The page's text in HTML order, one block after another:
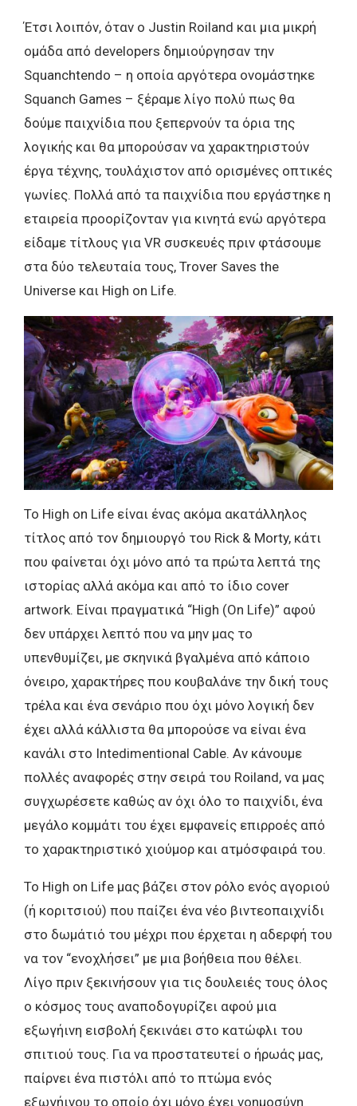
Έτσι λοιπόν, όταν ο Justin Roiland και μια μικρή
ομάδα από developers δημιούργησαν την
Squanchtendo – η οποία αργότερα ονομάστηκε
Squanch Games – ξέραμε λίγο πολύ πως θα
δούμε παιχνίδια που ξεπερνούν τα όρια της
λογικής και θα μπορούσαν να χαρακτηριστούν
έργα τέχνης, τουλάχιστον από ορισμένες οπτικές
γωνίες. Πολλά από τα παιχνίδια που εργάστηκε η
εταιρεία προορίζονταν για κινητά ενώ αργότερα
είδαμε τίτλους για VR συσκευές πριν φτάσουμε
στα δύο τελευταία τους, Trover Saves the
Universe και High on Life.
To High on Life είναι ένας ακόμα ακατάλληλος
τίτλος από τον δημιουργό του Rick & Morty, κάτι
που φαίνεται όχι μόνο από τα πρώτα λεπτά της
ιστορίας αλλά ακόμα και από το ίδιο cover
artwork. Είναι πραγματικά “High (On Life)” αφού
δεν υπάρχει λεπτό που να μην μας το
υπενθυμίζει, με σκηνικά βγαλμένα από κάποιο
όνειρο, χαρακτήρες που κουβαλάνε την δική τους
τρέλα και ένα σενάριο που όχι μόνο λογική δεν
έχει αλλά κάλλιστα θα μπορούσε να είναι ένα
κανάλι στο Intedimentional Cable. Αν κάνουμε
πολλές αναφορές στην σειρά του Roiland, να μας
συγχωρέσετε καθώς αν όχι όλο το παιχνίδι, ένα
μεγάλο κομμάτι του έχει εμφανείς επιρροές από
το χαρακτηριστικό χιούμορ και ατμόσφαιρά του.
Το High on Life μας βάζει στον ρόλο ενός αγοριού
(ή κοριτσιού) που παίζει ένα νέο βιντεοπαιχνίδι
στο δωμάτιό του μέχρι που έρχεται η αδερφή του
να τον “ενοχλήσει” με μια βοήθεια που θέλει.
Λίγο πριν ξεκινήσουν για τις δουλειές τους όλος
ο κόσμος τους αναποδογυρίζει αφού μια
εξωγήινη εισβολή ξεκινάει στο κατώφλι του
σπιτιού τους. Για να προστατευτεί ο ήρωάς μας,
παίρνει ένα πιστόλι από το πτώμα ενός
εξωγήινου το οποίο όχι μόνο έχει νοημοσύνη